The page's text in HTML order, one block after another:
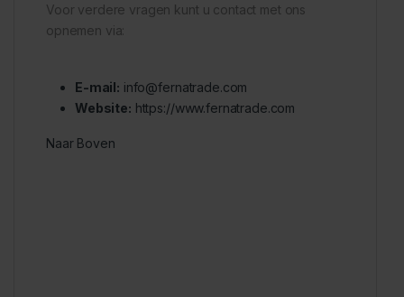
Voor verdere vragen kunt u contact met ons
opnemen via:
E-mail: info@fernatrade.com
Website: https://www.fernatrade.com
Naar Boven